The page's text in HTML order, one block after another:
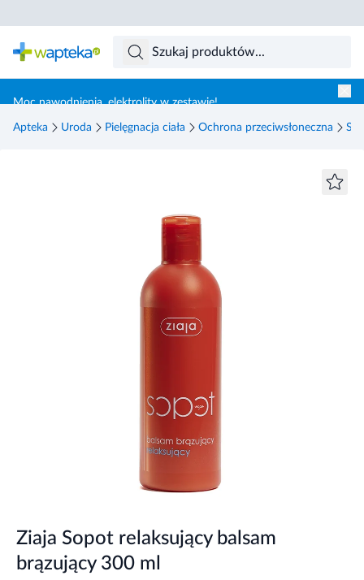
Moc nawodnienia, elektrolity w zestawie!
Apteka Uroda Pielęgnacja ciała Ochrona przeciwsłoneczna
Ziaja Sopot relaksujący balsam
brązujący 300 ml